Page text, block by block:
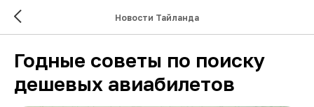
Новости Тайланда
Годные советы по поиску
дешевых авиабилетов